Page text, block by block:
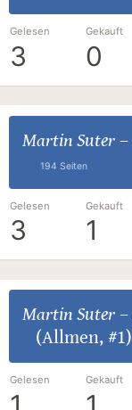
Gelesen
3
Gekauft
0
Martin Suter–
194 Seiten
Gelesen
3
Gekauft
1
Martin Suter–
(Allmen, #1)
Gelesen Gekauft